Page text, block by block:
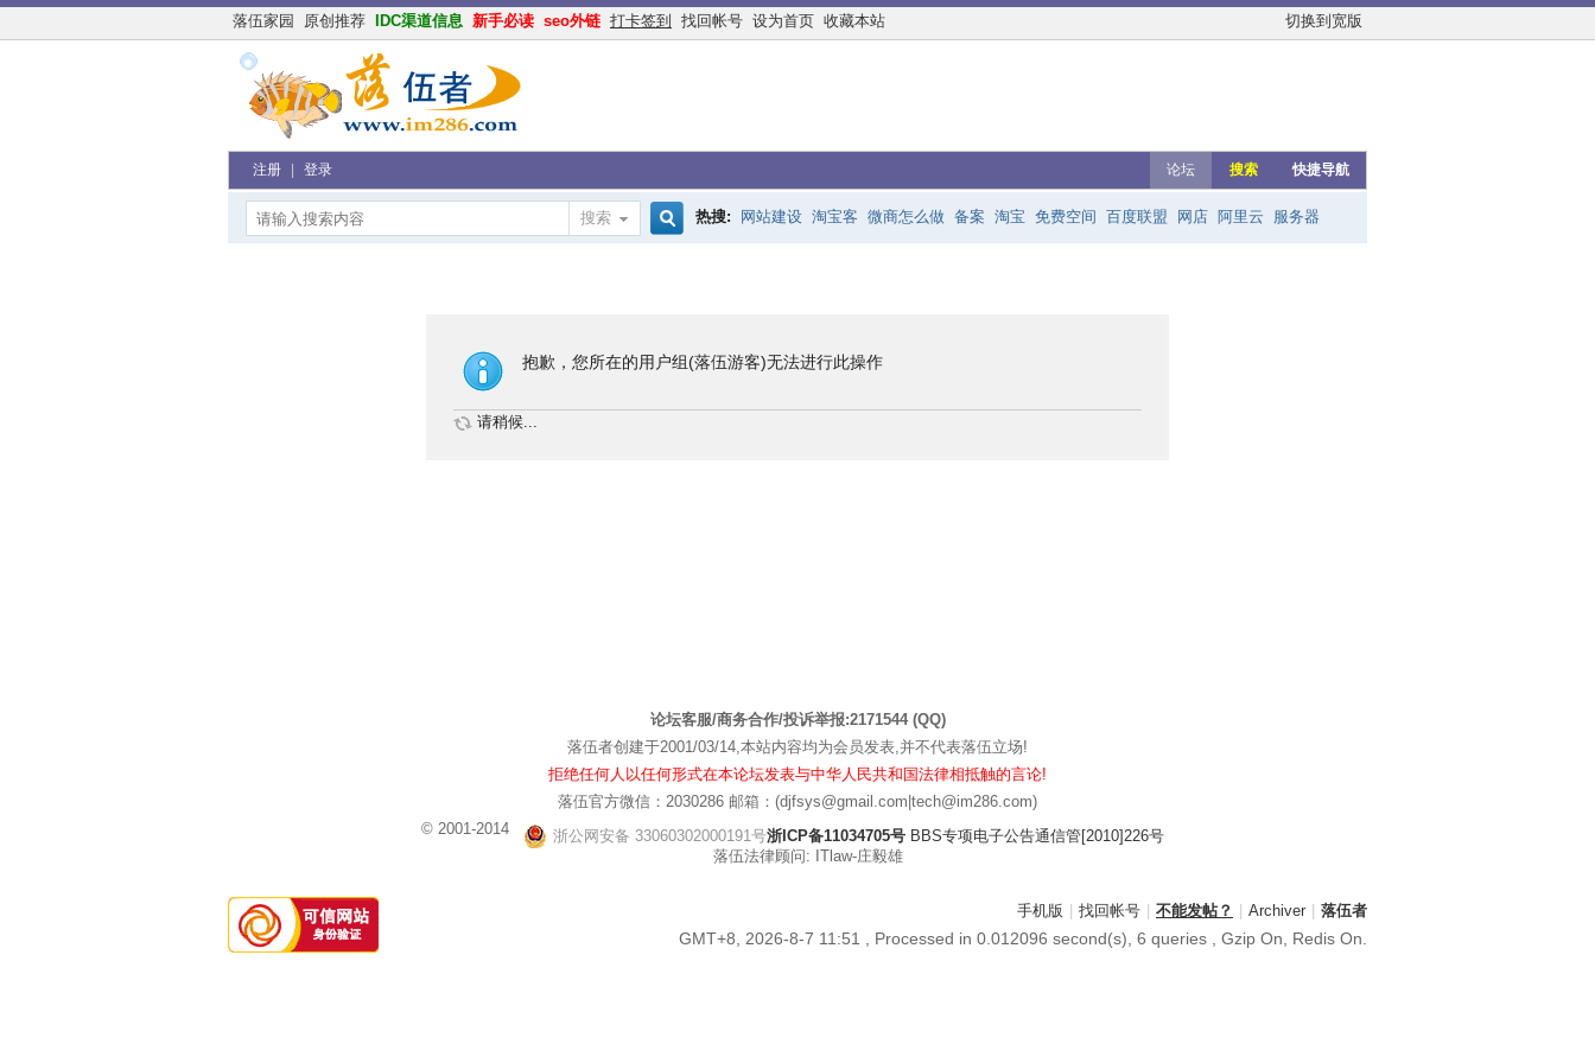
落伍家园 原创推荐 IDC渠道信息 新手必读 seo外链 打卡签到 找回帐号 设为首页 收藏本站 切换到宽版
注册 登录 论坛 搜索 快捷导航
搜索
索
热搜: 网站建设 淘宝客 微商怎么做 备案 淘宝 免费空间 百度联盟 网店 阿里云 服务器
抱歉，您所在的用户组(落伍游客)无法进行此操作
请稍候...
论坛客服/商务合作/投诉举报:2171544 (QQ)
落伍者创建于2001/03/14,本站内容均为会员发表,并不代表落伍立场!
拒绝任何人以任何形式在本论坛发表与中华人民共和国法律相抵触的言论!
落伍官方微信：2030286 邮箱：(djfsys@gmail.com|tech@im286.com)
© 2001-2014
浙公网安备 33060302000191号浙ICP备11034705号 BBS专项电子公告通信管[2010]226号
落伍法律顾问: ITlaw-庄毅雄
手机版 找回帐号 不能发帖？ Archiver 落伍者
GMT+8, 2026-8-7 11:51 , Processed in 0.012096 second(s), 6 queries , Gzip On, Redis On.